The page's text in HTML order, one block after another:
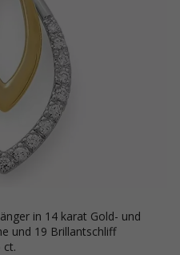
und 19 Brillantschliff
ct.